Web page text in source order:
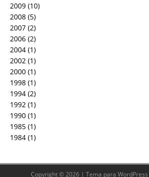
2009 (10)
2008 (5)
2007 (2)
2006 (2)
2004 (1)
2002 (1)
2000 (1)
1998 (1)
1994 (2)
1992 (1)
1990 (1)
1985 (1)
1984 (1)
Copyright © 2026 | Tema para WordPress